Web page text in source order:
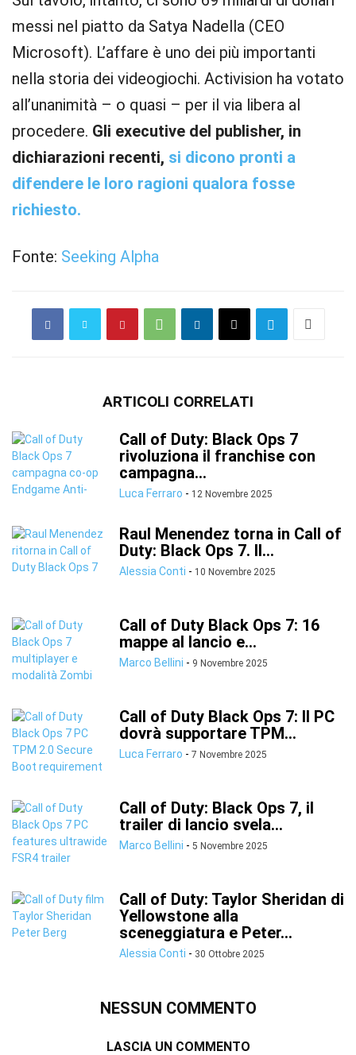
messi nel piatto da Satya Nadella (CEO
Microsoft). L’affare è uno dei più importanti
nella storia dei videogiochi. Activision ha votato
all’unanimità – o quasi – per il via libera al
procedere. Gli executive del publisher, in
dichiarazioni recenti, si dicono pronti a
difendere le loro ragioni qualora fosse
richiesto.
Fonte: Seeking Alpha
ARTICOLI CORRELATI
Call of Duty: Black Ops 7
rivoluziona il franchise con
campagna...
Luca Ferraro - 12 Novembre 2025
Raul Menendez torna in Call of
Duty: Black Ops 7. Il...
Alessia Conti - 10 Novembre 2025
Call of Duty Black Ops 7: 16
mappe al lancio e...
Marco Bellini - 9 Novembre 2025
Call of Duty Black Ops 7: Il PC
dovrà supportare TPM...
Luca Ferraro - 7 Novembre 2025
Call of Duty: Black Ops 7, il
trailer di lancio svela...
Marco Bellini - 5 Novembre 2025
Call of Duty: Taylor Sheridan di
Yellowstone alla
sceneggiatura e Peter...
Alessia Conti - 30 Ottobre 2025
NESSUN COMMENTO
LASCIA UN COMMENTO